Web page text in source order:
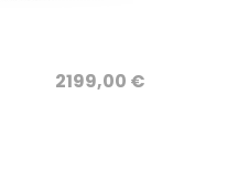
options2199,00 €